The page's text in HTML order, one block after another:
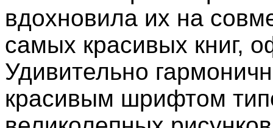
вдохновила их на
самых красивых книг,
Удивительно
красивым шрифтом